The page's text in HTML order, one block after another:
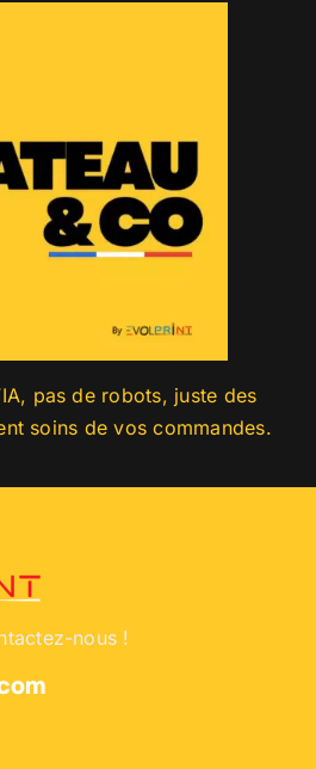
pas de robots, juste des
soins de vos commandes.
nous !